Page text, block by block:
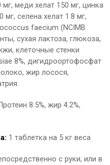
меди хелат 150 мг, цинка
мг, селена хелат 1.8 мг,
faecium (NCIMB
сухая лактоза, глюкоза,
клеточные стенки
8%, дигидроортофосфат
жир лосося,
8.5%, жир 4.2%,
1 таблетка на 5 кг веса
с руки, или в